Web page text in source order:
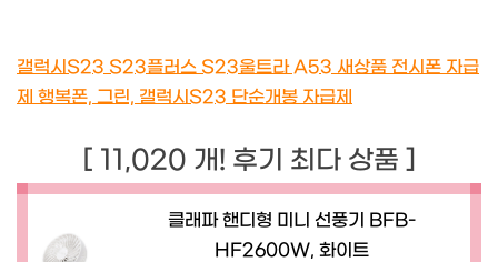
갤럭시S23 S23플러스 S23울트라 A53 새상품 전시폰 자급
제 행복폰, 그린, 갤럭시S23 단순개봉 자급제
[ 11,020 개! 후기 최다 상품 ]
클래파 핸디형 미니 선풍기 BFB-
HF2600W, 화이트